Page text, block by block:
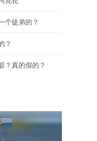
治愈的瞬间，让所有的疲
个徒弟的？
？
？真的假的？